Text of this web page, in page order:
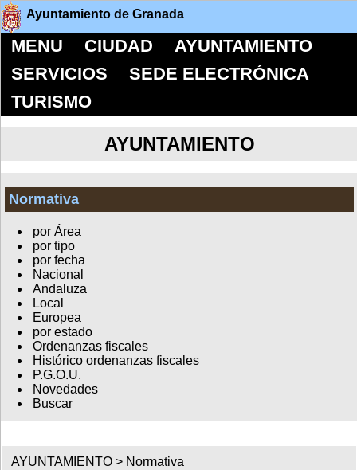
Ayuntamiento de Granada
MENU CIUDAD
AYUNTAMIENTO
SERVICIOS
SEDE ELECTRÓNICA
TURISMO
AYUNTAMIENTO
Normativa
por Área
por tipo
por fecha
Nacional
Andaluza
Local
Europea
por estado
Ordenanzas fiscales
Histórico ordenanzas fiscales
P.G.O.U.
Novedades
Buscar
AYUNTAMIENTO > Normativa